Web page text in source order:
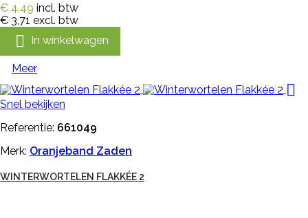
€ 4,49 incl. btw
€ 3,71 excl. btw
 In winkelwagen
Meer

Snel bekijken
Referentie: 661049
Merk: Oranjeband Zaden
WINTERWORTELEN FLAKKÉE 2